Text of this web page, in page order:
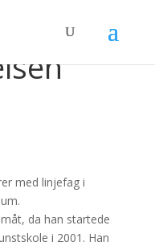
med linjefag i
da han startede
i 2001. Han